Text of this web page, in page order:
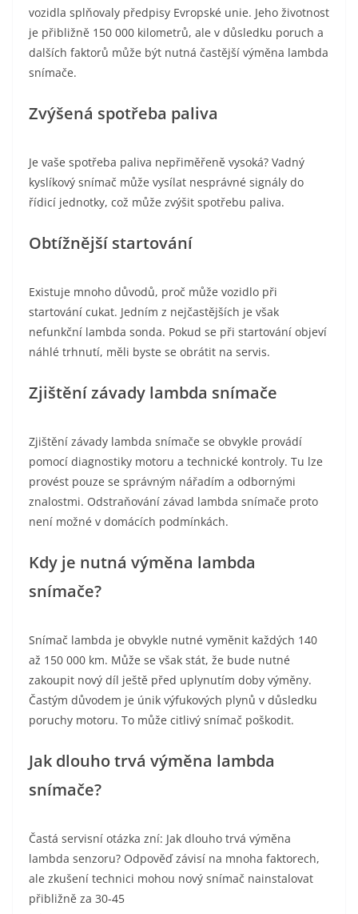
vozidla splňovaly předpisy Evropské unie. Jeho životnost
je přibližně 150 000 kilometrů, ale v důsledku poruch a
dalších faktorů může být nutná častější výměna lambda
snímače.
Zvýšená spotřeba paliva
Je vaše spotřeba paliva nepřiměřeně vysoká? Vadný
kyslíkový snímač může vysílat nesprávné signály do
řídicí jednotky, což může zvýšit spotřebu paliva.
Obtížnější startování
Existuje mnoho důvodů, proč může vozidlo při
startování cukat. Jedním z nejčastějších je však
nefunkční lambda sonda. Pokud se při startování objeví
náhlé trhnutí, měli byste se obrátit na servis.
Zjištění závady lambda snímače
Zjištění závady lambda snímače se obvykle provádí
pomocí diagnostiky motoru a technické kontroly. Tu lze
provést pouze se správným nářadím a odbornými
znalostmi. Odstraňování závad lambda snímače proto
není možné v domácích podmínkách.
Kdy je nutná výměna lambda
snímače?
Snímač lambda je obvykle nutné vyměnit každých 140
až 150 000 km. Může se však stát, že bude nutné
zakoupit nový díl ještě před uplynutím doby výměny.
Častým důvodem je únik výfukových plynů v důsledku
poruchy motoru. To může citlivý snímač poškodit.
Jak dlouho trvá výměna lambda
snímače?
Častá servisní otázka zní: Jak dlouho trvá výměna lambda senzoru? Odpověď závisí na mnoha faktorech, ale zkušení technici mohou nový snímač nainstalovat přibližně za 30-45 minut.